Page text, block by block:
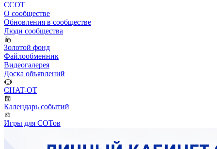
ССОТ
О сообществе
Обновления в сообществе
Люди сообщества
Золотой фонд
Файлообменник
Видеогалерея
Доска объявлений
CHAT-OT
Календарь событий
Игры для СОТов